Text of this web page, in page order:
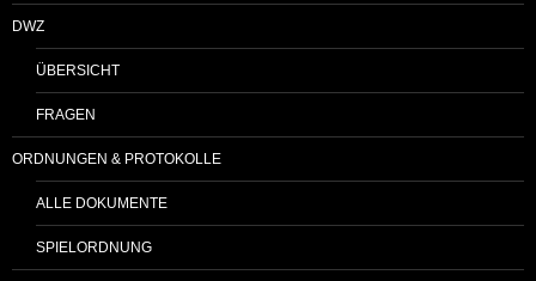
DWZ
ÜBERSICHT
FRAGEN
ORDNUNGEN & PROTOKOLLE
ALLE DOKUMENTE
SPIELORDNUNG